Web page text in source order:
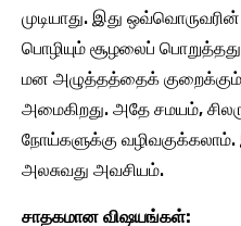
முடியாது. இது
பொழியும் சூழலைப்
மன அழுத்தத்தைக் குறைக்கும்
அமைகிறது. அதே சமயம்,
நோய்களுக்கு வழிவகுக்கலாம்.
அலசுவது அவசியம்.
சாதகமான விஷயங்கள்: